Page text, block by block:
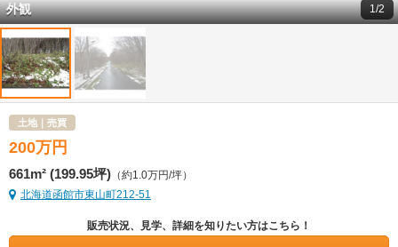
外観 1/2
土地｜売買
200万 円
661m² (199.95坪) （約1.0万円/坪）
北海道函館市東山町212-51
販売状況、見学、詳細を知りたい方はこちら！